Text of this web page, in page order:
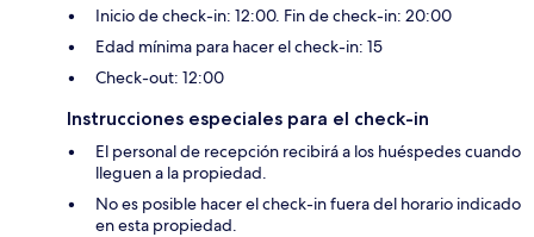
Inicio de check-in: 12:00. Fin de check-in: 20:00
Edad mínima para hacer el check-in: 15
Check-out: 12:00
Instrucciones especiales para el check-in
El personal de recepción recibirá a los huéspedes cuando
lleguen a la propiedad.
No es posible hacer el check-in fuera del horario indicado
en esta propiedad.